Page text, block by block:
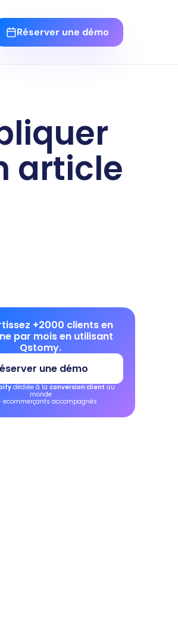
Réserver une démo
article
+2000 clients en
par mois en utilisant
Qstomy.
une démo
dédiée à la conversion client au
monde
ecommerçants accompagnés